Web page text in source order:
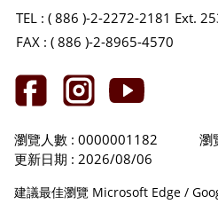
TEL : ( 886 )-2-2272-2181 Ext.
FAX : ( 886 )-2-8965-4570
瀏覽人數 : 0000001182
瀏
更新日期 : 2026/08/06
建議最佳瀏覽 Microsoft Edge /